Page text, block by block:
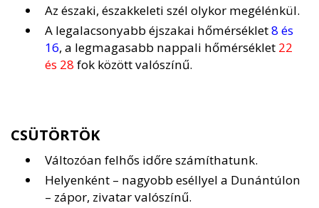
Az északi, északkeleti szél olykor megélénkül.
A legalacsonyabb éjszakai hőmérséklet8 és
16, a legmagasabb nappali hőmérséklet 22
és 28 fok között valószínű.
CSÜTÖRTÖK
Változóan felhős időre számíthatunk.
Helyenként – nagyobb eséllyel a Dunántúlon
– zápor, zivatar valószínű.